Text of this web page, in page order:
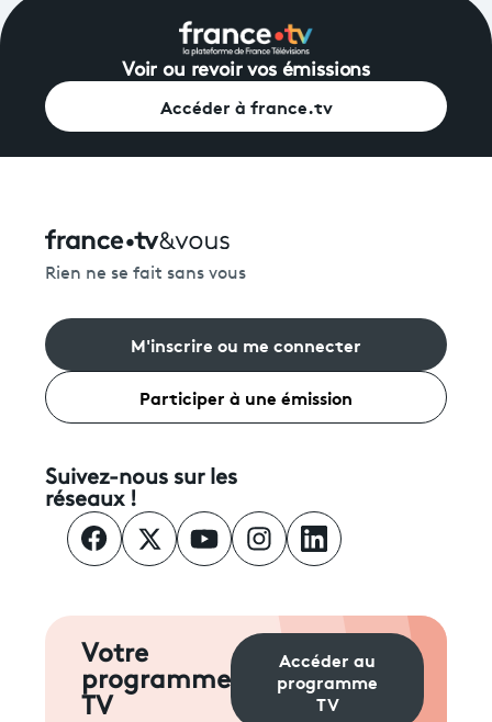
Voir ou revoir vos émissions
Accéder à france.tv
Rien ne se fait sans vous
M'inscrire ou me connecter
Participer à une émission
Suivez-nous sur les
réseaux !
Votre
programme
TV
Accéder au
programme
TV